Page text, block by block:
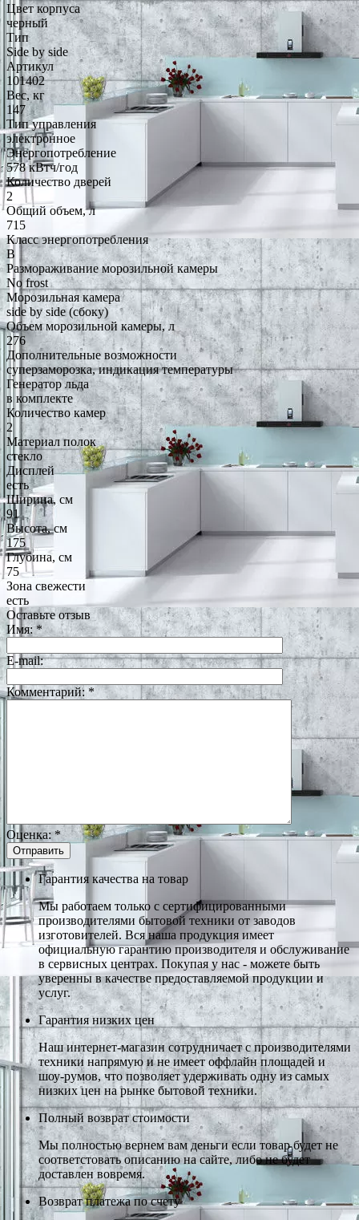
Цвет корпуса
черный
Тип
Side by side
Артикул
101402
Вес, кг
147
Тип управления
электронное
Энергопотребление
578 кВтч/год
Количество дверей
2
Общий объем, л
715
Класс энергопотребления
B
Размораживание морозильной камеры
No frost
Морозильная камера
side by side (сбоку)
Объем морозильной камеры, л
276
Дополнительные возможности
суперзаморозка, индикация температуры
Генератор льда
в комплекте
Количество камер
2
Материал полок
стекло
Дисплей
есть
Ширина, см
91
Высота, см
175
Глубина, см
75
Зона свежести
есть
Оставьте отзыв
Имя:*
E-mail:
Комментарий:*
Оценка:*
Гарантия качества на товар
Мы работаем только с сертифицированными
производителями бытовой техники от заводов
изготовителей. Вся наша продукция имеет
официальную гарантию производителя и обслуживание
в сервисных центрах. Покупая у нас - можете быть
уверенны в качестве предоставляемой продукции и
услуг.
Гарантия низких цен
Наш интернет-магазин сотрудничает с производителями
техники напрямую и не имеет оффлайн площадей и
шоу-румов, что позволяет удерживать одну из самых
низких цен на рынке бытовой техники.
Полный возврат стоимости
Мы полностью вернем вам деньги если товар будет не
соответстовать описанию на сайте, либо не будет
доставлен вовремя.
Возврат платежа по счету